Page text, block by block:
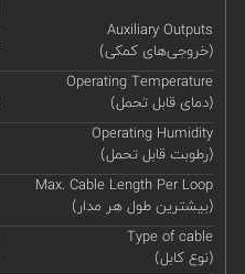
Auxiliary Outputs
(خروجی‌های کمکی)
Operating Temperature
(دمای قابل تحمل)
Operating Humidity
(رطوبت قابل تحمل)
Max. Cable Length Per Loop
(بیشترین طول هر مدار)
Type of cable
(نوع کابل)